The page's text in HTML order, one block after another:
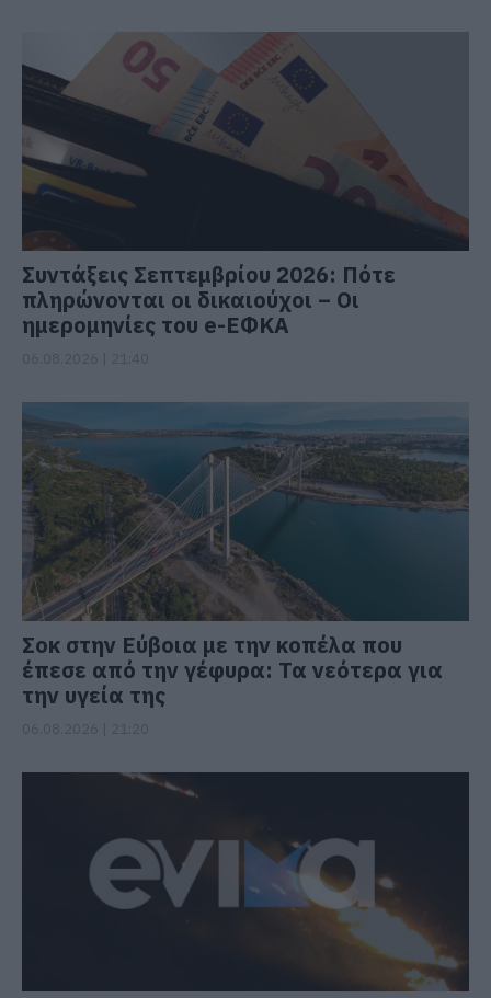
Συντάξεις Σεπτεμβρίου 2026: Πότε
πληρώνονται οι δικαιούχοι – Οι
ημερομηνίες του e-ΕΦΚΑ
Σοκ στην Εύβοια με την κοπέλα που
έπεσε από την γέφυρα: Τα νεότερα για
την υγεία της